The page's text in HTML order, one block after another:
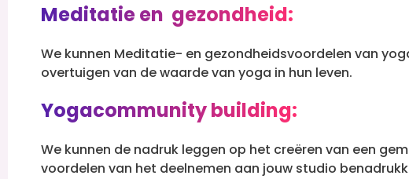
Meditatie en gezondheid:
We kunnen Meditatie- en gezondheidsvoordelen van
overtuigen van de waarde van yoga in hun leven.
Yogacommunity building:
We kunnen de nadruk leggen op het creëren van een
voordelen van het deelnemen aan jouw studio